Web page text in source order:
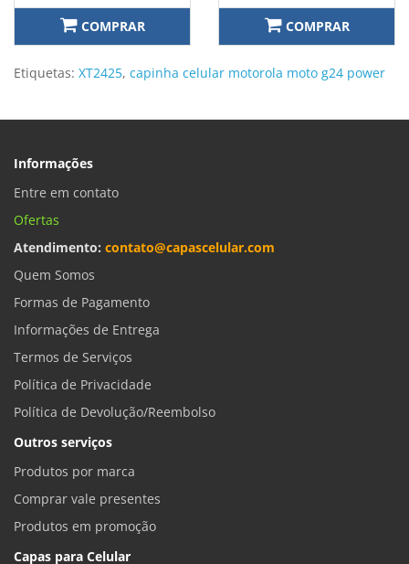
COMPRAR COMPRAR
Etiquetas: XT2425, capinha celular motorola moto g24 power
Informações
Entre em contato
Ofertas
Atendimento: contato@capascelular.com
Quem Somos
Formas de Pagamento
Informações de Entrega
Termos de Serviços
Política de Privacidade
Política de Devolução/Reembolso
Outros serviços
Produtos por marca
Comprar vale presentes
Produtos em promoção
Capas para Celular